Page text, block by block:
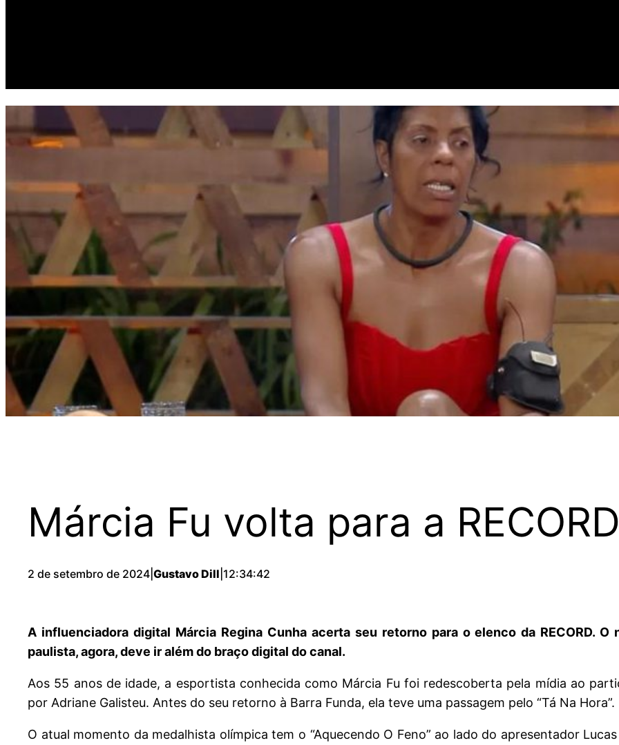
Márcia Fu volta para a
2 de setembro de 2024 Gustavo Dill 12:34:42
A influenciadora digital Márcia Regina Cunha acerta seu retorno para o elenco da RECORD.
paulista, agora, deve ir além do braço digital do canal.
Aos 55 anos de idade, a esportista conhecida como Márcia Fu foi redescoberta pela mídia ao
por Adriane Galisteu. Antes do seu retorno à Barra Funda, ela teve uma passagem pelo “Tá Na Hora”.
O atual momento da medalhista olímpica tem o “Aquecendo O Feno” ao lado do apresentador